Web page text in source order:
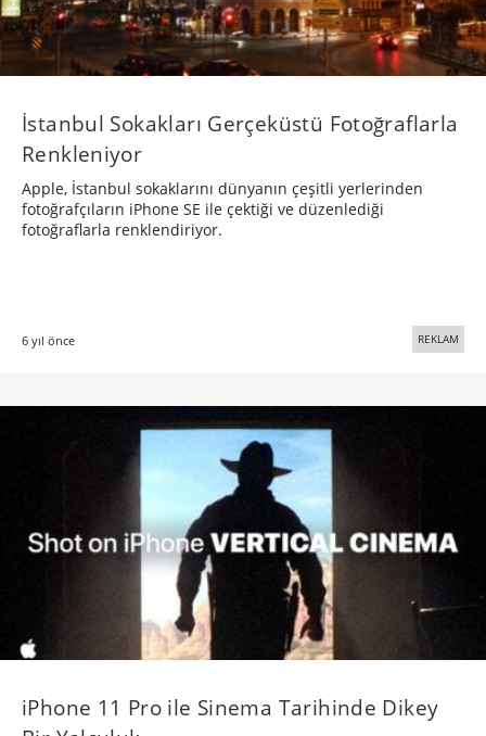
İstanbul Sokakları Gerçeküstü Fotoğraflarla
Renkleniyor
Apple, İstanbul sokaklarını dünyanın çeşitli yerlerinden
fotoğrafçıların iPhone SE ile çektiği ve düzenlediği
fotoğraflarla renklendiriyor.
6 yıl önce REKLAM
iPhone 11 Pro ile Sinema Tarihinde Dikey